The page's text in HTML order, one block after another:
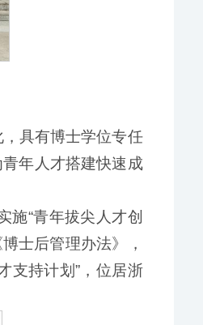
具有博士学位专任
年人才搭建快速成
施“青年拔尖人才创
士后管理办法》，
支持计划”，位居浙